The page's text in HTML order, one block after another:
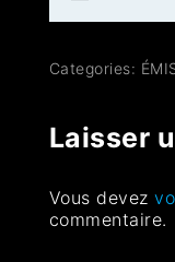
Categories:
Laisser
Vous devez
commentaire.